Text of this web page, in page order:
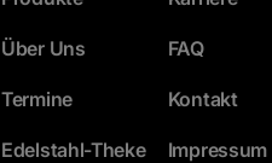
Über Uns
Termine
Edelstahl-Theke
FAQ
Kontakt
Impressum